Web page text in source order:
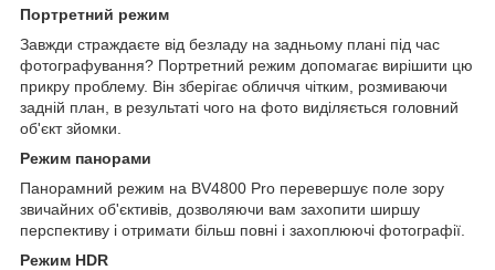
Портретний режим
Завжди страждаєте від безладу на задньому плані під час
фотографування? Портретний режим допомагає вирішити цю
прикру проблему. Він зберігає обличчя чітким, розмиваючи
задній план, в результаті чого на фото виділяється головний
об'єкт зйомки.
Режим панорами
Панорамний режим на BV4800 Pro перевершує поле зору
звичайних об'єктивів, дозволяючи вам захопити ширшу
перспективу і отримати більш повні і захоплюючі фотографії.
Режим HDR